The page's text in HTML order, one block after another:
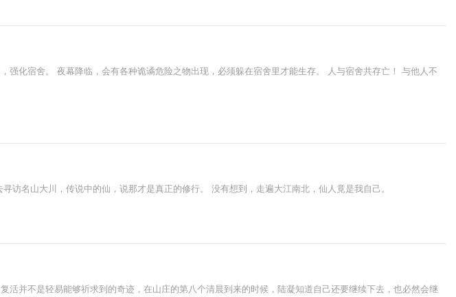
化宿舍。 夜幕降临，会有各种诡谲危险之物出现，必须躲在宿舍里才能生存。 人与宿舍共存亡！ 与他人不
名山大川，传说中的仙，说那才是真正的修行。 没有想到，走遍大江南北，仙人竟是我自己。
并不是轻易能够祈求到的奇迹，在山庄的第八个清晨到来的时候，陆凝知道自己还要继续下去，也必然会继